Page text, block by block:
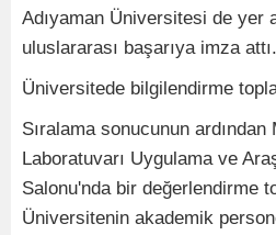
Adıyaman Üniversitesi de yer
uluslararası başarıya imza attı.
Üniversitede bilgilendirme
Sıralama sonucunun
Laboratuvarı Uygulama ve
Salonu'nda bir değerlendirme
Üniversitenin akademik